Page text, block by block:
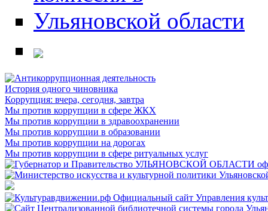
История одного чиновника
Коррупция: вчера, сегодня, завтра
Мы против коррупции в сфере ЖКХ
Мы против коррупции в здравоохранении
Мы против коррупции в образовании
Мы против коррупции на дорогах
Мы против коррупции в сфере ритуальных услуг